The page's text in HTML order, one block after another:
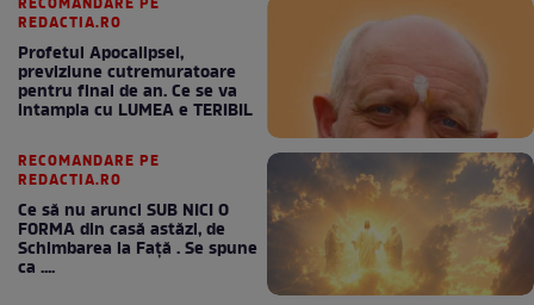
REDACTIA.RO
Profetul Apocalipsei,
previziune cutremuratoare
pentru final de an. Ce se va
intampla cu LUMEA e TERIBIL
RECOMANDARE PE
REDACTIA.RO
Ce să nu arunci SUB NICI O
FORMA din casă astăzi, de
Schimbarea la Față . Se spune
ca ....